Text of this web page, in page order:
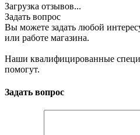
Загрузка отзывов...
Задать вопрос
Вы можете задать любой
или работе магазина.
Наши квалифицированные
помогут.
Задать вопрос